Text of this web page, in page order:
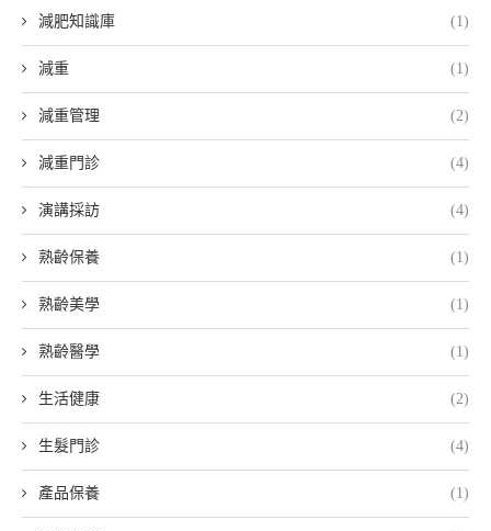
減肥知識庫 (1)
減重 (1)
減重管理 (2)
減重門診 (4)
演講採訪 (4)
熟齡保養 (1)
熟齡美學 (1)
熟齡醫學 (1)
生活健康 (2)
生髮門診 (4)
產品保養 (1)